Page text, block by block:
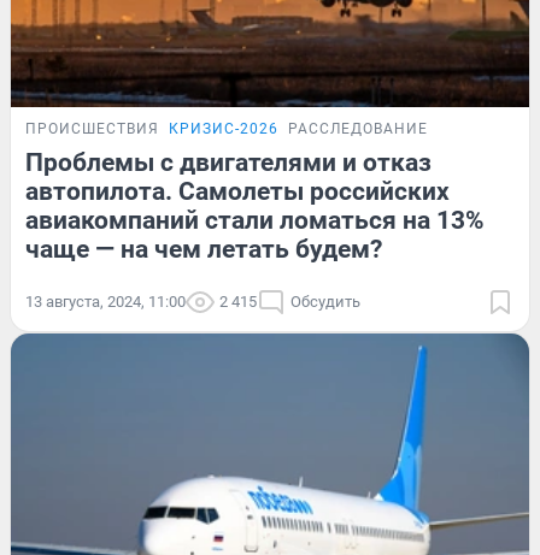
ПРОИСШЕСТВИЯ КРИЗИС-2026 РАССЛЕДОВАНИЕ
Проблемы с двигателями и отказ
автопилота. Самолеты российских
авиакомпаний стали ломаться на 13%
чаще — на чем летать будем?
13 августа, 2024, 11:00 2 415 Обсудить